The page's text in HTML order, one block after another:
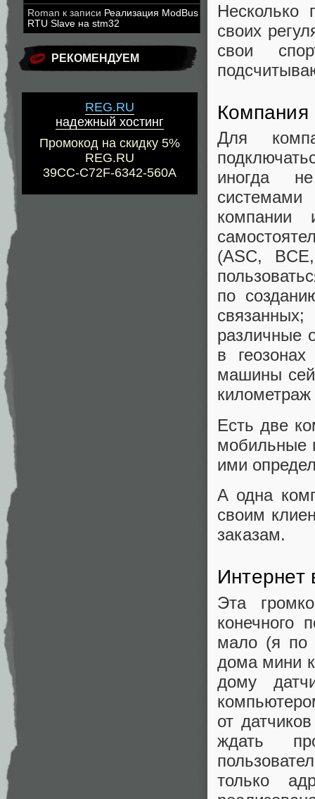
Roman к записи Реализация ModBus
RTU Slave на stm32
РЕКОМЕНДУЕМ
REG.RU
надежный хостинг
Промокод на скидку 5%
REG.RU
39CC-C72F-6342-560A
Несколько
своих
свои
Компания
Для
иногда
компании
(ASC,
по
различные
в
машины
Есть две
мобильные
ими
А одна
своим
заказам.
Интернет
Эта
конечного
мало (я по
дома мини
дому
от
ждать
только